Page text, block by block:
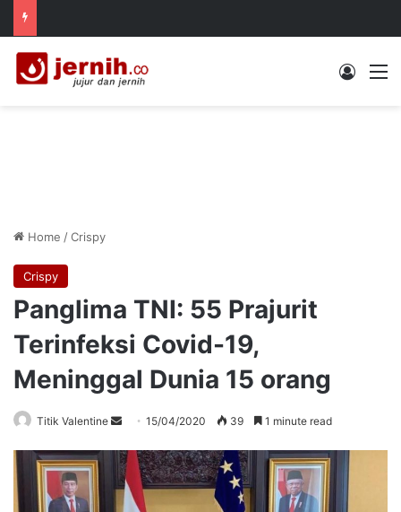
Log In
Home /Crispy
Crispy
Panglima TNI: 55 Prajurit
Terinfeksi Covid-19,
Meninggal Dunia 15 orang
Titik Valentine
Send
email
15/04/2020 39 1 minute read